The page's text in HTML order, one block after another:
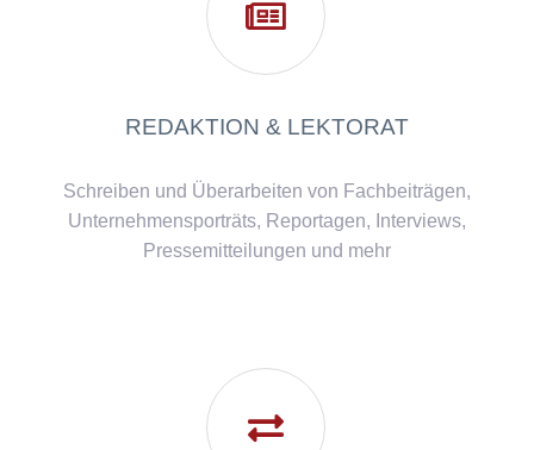

REDAKTION & LEKTORAT
Schreiben und Überarbeiten von Fachbeiträgen,
Unternehmensporträts, Reportagen, Interviews,
Pressemitteilungen und mehr
